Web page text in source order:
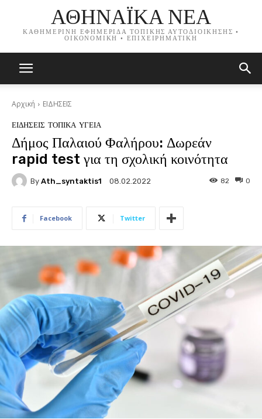
ΑΘΗΝΑΪΚΑ ΝΕΑ
ΚΑΘΗΜΕΡΙΝΗ ΕΦΗΜΕΡΙΔΑ ΤΟΠΙΚΗΣ ΑΥΤΟΔΙΟΙΚΗΣΗΣ •
ΟΙΚΟΝΟΜΙΚΗ • ΕΠΙΧΕΙΡΗΜΑΤΙΚΗ
Αρχική ΕΙΔΗΣΕΙΣ
ΕΙΔΗΣΕΙΣ ΤΟΠΙΚΑ ΥΓΕΙΑ
Δήμος Παλαιού Φαλήρου: Δωρεάν
rapid test για τη σχολική κοινότητα
By Ath_syntaktis1 08.02.2022 0
82
Facebook Twitter